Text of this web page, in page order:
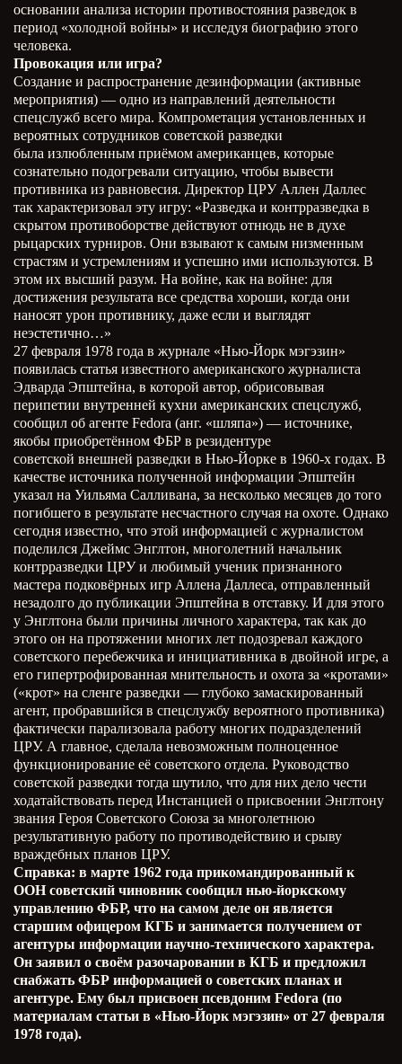
основании анализа истории противостояния разведок в
период «холодной войны» и исследуя биографию этого
человека.
Провокация или игра?
Создание и распространение дезинформации (активные
мероприятия) — одно из направлений деятельности
спецслужб всего мира. Компрометация установленных и
вероятных сотрудников советской разведки
была излюбленным приёмом американцев, которые
сознательно подогревали ситуацию, чтобы вывести
противника из равновесия. Директор ЦРУ Аллен Даллес
так характеризовал эту игру: «Разведка и контрразведка в
скрытом противоборстве действуют отнюдь не в духе
рыцарских турниров. Они взывают к самым низменным
страстям и устремлениям и успешно ими используются. В
этом их высший разум. На войне, как на войне: для
достижения результата все средства хороши, когда они
наносят урон противнику, даже если и выглядят
неэстетично…»
27 февраля 1978 года в журнале «Нью-Йорк мэгэзин»
появилась статья известного американского журналиста
Эдварда Эпштейна, в которой автор, обрисовывая
перипетии внутренней кухни американских спецслужб,
сообщил об агенте Fedora (анг. «шляпа») — источнике,
якобы приобретённом ФБР в резидентуре
советской внешней разведки в Нью-Йорке в 1960-х годах. В
качестве источника полученной информации Эпштейн
указал на Уильяма Салливана, за несколько месяцев до того
погибшего в результате несчастного случая на охоте. Однако
сегодня известно, что этой информацией с журналистом
поделился Джеймс Энглтон, многолетний начальник
контрразведки ЦРУ и любимый ученик признанного
мастера подковёрных игр Аллена Даллеса, отправленный
незадолго до публикации Эпштейна в отставку. И для этого
у Энглтона были причины личного характера, так как до
этого он на протяжении многих лет подозревал каждого
советского перебежчика и инициативника в двойной игре, а
его гипертрофированная мнительность и охота за «кротами»
(«крот» на сленге разведки — глубоко замаскированный
агент, пробравшийся в спецслужбу вероятного противника)
фактически парализовала работу многих подразделений
ЦРУ. А главное, сделала невозможным полноценное
функционирование её советского отдела. Руководство
советской разведки тогда шутило, что для них дело чести
ходатайствовать перед Инстанцией о присвоении Энглтону
звания Героя Советского Союза за многолетнюю
результативную работу по противодействию и срыву
враждебных планов ЦРУ.
Справка: в марте 1962 года прикомандированный к
ООН советский чиновник сообщил нью-йоркскому
управлению ФБР, что на самом деле он является
старшим офицером КГБ и занимается получением от
агентуры информации научно-технического характера.
Он заявил о своём разочаровании в КГБ и предложил
снабжать ФБР информацией о советских планах и
агентуре. Ему был присвоен псевдоним Fedora (по
материалам статьи в «Нью-Йорк мэгэзин» от 27 февраля
1978 года).